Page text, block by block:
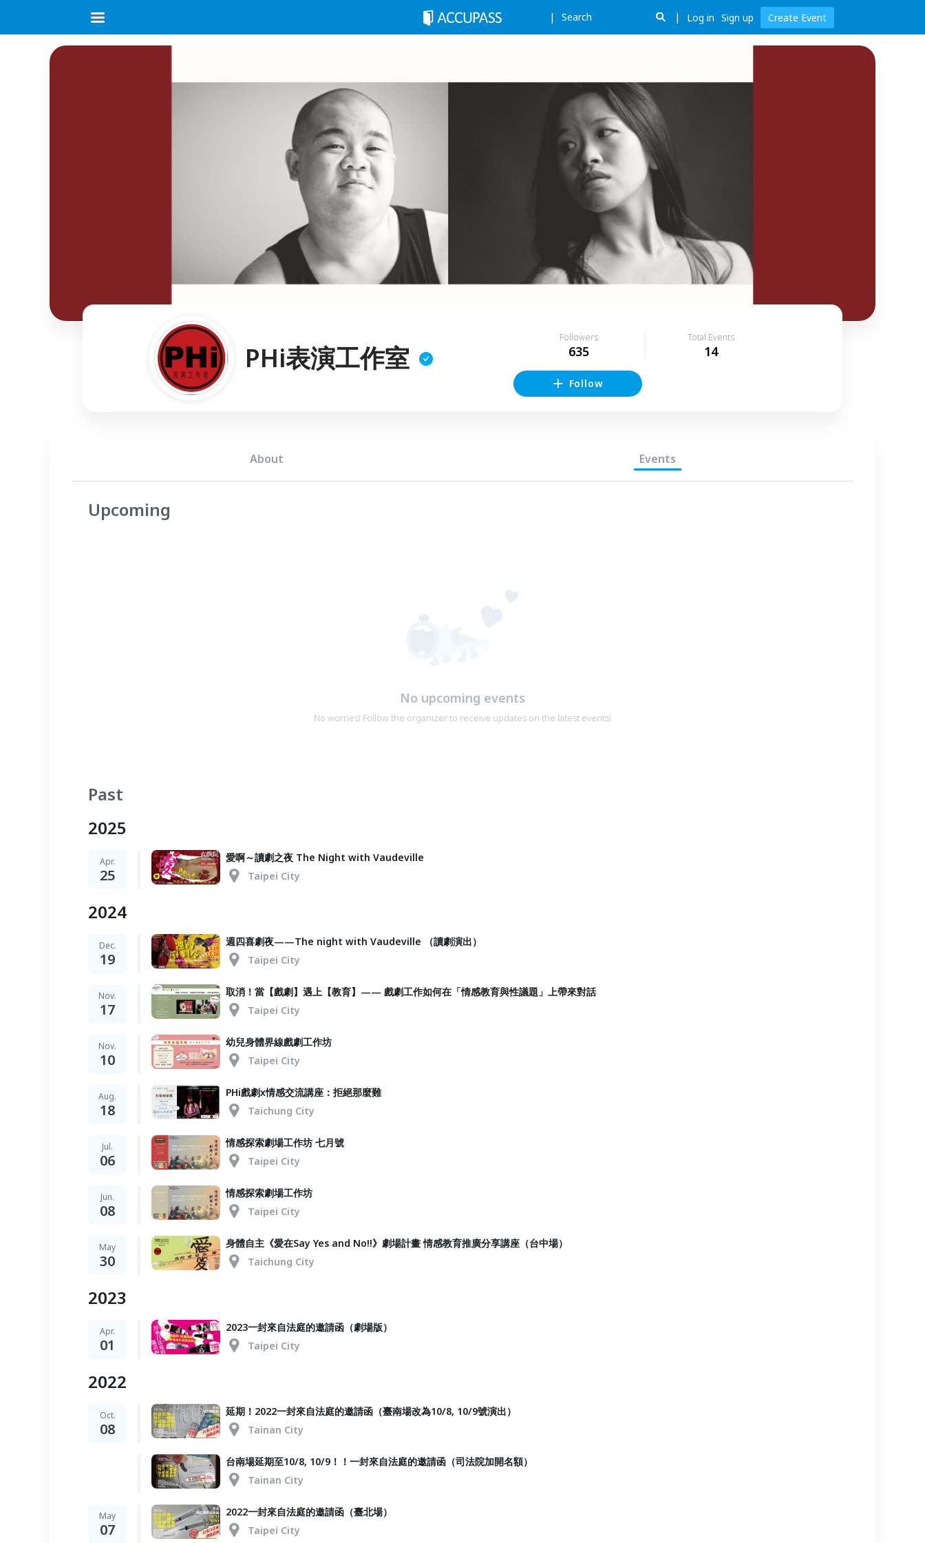
Search Log in Sign up Create Event
PHi表演工作室
Followers
635
Total Events
14
Follow
About Events
Upcoming
No upcoming events
No worries! Follow the organizer to receive updates on the latest events!
Past
2025
Apr.
25
愛啊～讀劇之夜 The Night with Vaudeville
Taipei City
2024
Dec.
19
週四喜劇夜——The night with Vaudeville （讀劇演出）
Taipei City
Nov.
17
取消！當【戲劇】遇上【教育】—— 戲劇工作如何在「情感教育與性議題」上帶來對話
Taipei City
Nov.
10
幼兒身體界線戲劇工作坊
Taipei City
Aug.
18
PHi戲劇x情感交流講座：拒絕那麼難
Taichung City
Jul.
06
情感探索劇場工作坊 七月號
Taipei City
Jun.
08
情感探索劇場工作坊
Taipei City
May
30
身體自主《愛在Say Yes and No!!》劇場計畫 情感教育推廣分享講座（台中場）
Taichung City
2023
Apr.
01
2023一封來自法庭的邀請函（劇場版）
Taipei City
2022
Oct.
08
延期！2022一封來自法庭的邀請函（臺南場改為10/8, 10/9號演出）
Tainan City
台南場延期至10/8, 10/9！！一封來自法庭的邀請函（司法院加開名額）
Tainan City
May
07
2022一封來自法庭的邀請函（臺北場）
Taipei City